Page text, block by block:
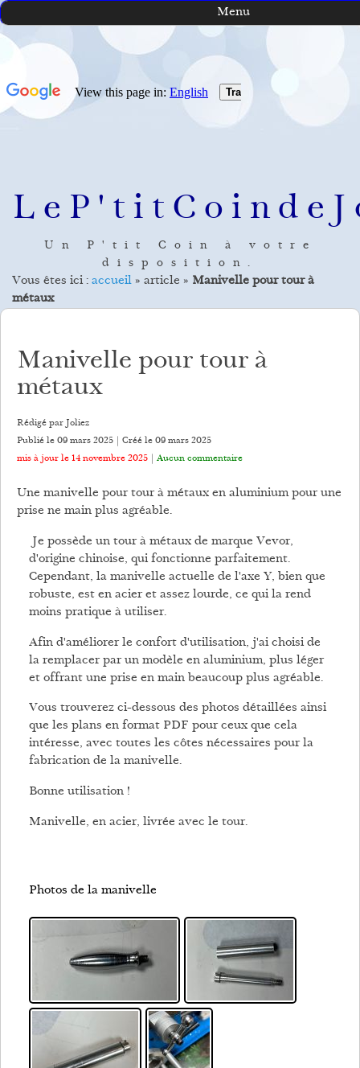
Un P'tit Coin à votre
disposition.
Menu
Vous êtes ici :accueil » article » Manivelle pour tour à
métaux
Manivelle pour tour à
métaux
Rédigé par Joliez
Publié le 09 mars 2025 | Créé le09 mars 2025
mis à jour le 14 novembre 2025 | Aucun commentaire
Une manivelle pour tour à métaux en aluminium pour une
prise ne main plus agréable.
Je possède un tour à métaux de marque Vevor,
d'origine chinoise, qui fonctionne parfaitement.
Cependant, la manivelle actuelle de l'axe Y, bien que
robuste, est en acier et assez lourde, ce qui la rend
moins pratique à utiliser.
Afin d'améliorer le confort d'utilisation, j'ai choisi de
la remplacer par un modèle en aluminium, plus léger
et offrant une prise en main beaucoup plus agréable.
Vous trouverez ci-dessous des photos détaillées ainsi
que les plans en format PDF pour ceux que cela
intéresse, avec toutes les côtes nécessaires pour la
fabrication de la manivelle.
Bonne utilisation !
Manivelle, en acier, livrée avec le tour.
Photos de la manivelle